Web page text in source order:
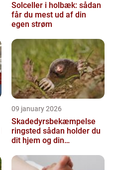
Solceller i holbæk: sådan
får du mest ud af din
egen strøm
09 january 2026
Skadedyrsbekæmpelse
ringsted sådan holder du
dit hjem og din
gæster